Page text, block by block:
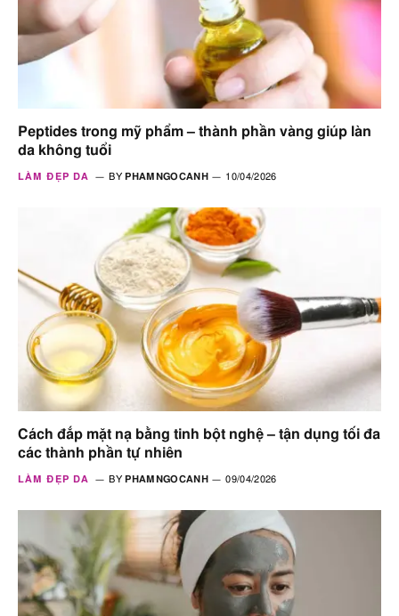
Peptides trong mỹ phẩm – thành phần vàng giúp làn
da không tuổi
LÀM ĐẸP DA BY PHAMNGOCANH 10/04/2026
Cách đắp mặt nạ bằng tinh bột nghệ – tận dụng tối đa
các thành phần tự nhiên
LÀM ĐẸP DA BY PHAMNGOCANH 09/04/2026